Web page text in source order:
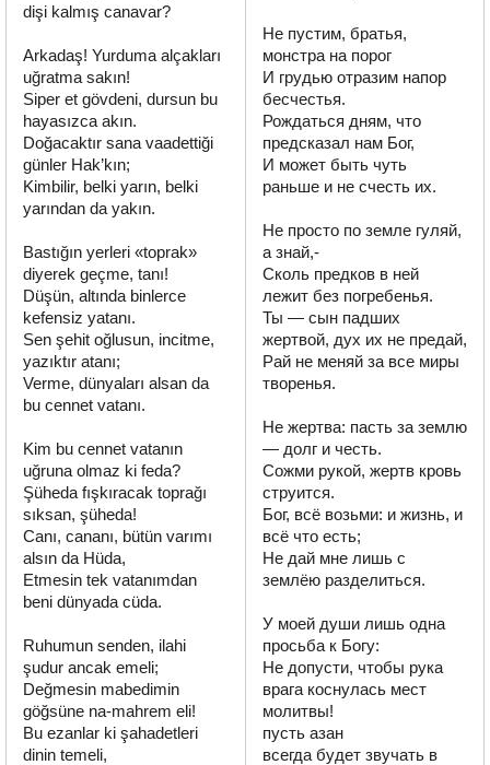
dişi kalmış canavar?
Arkadaş! Yurduma alçakları
uğratma sakın!
Siper et gövdeni, dursun bu
hayasızca akın.
Doğacaktır sana vaadettiği
günler Hak’kın;
Kimbilir, belki yarın, belki
yarından da yakın.
Bastığın yerleri «toprak»
diyerek geçme, tanı!
Düşün, altında binlerce
kefensiz yatanı.
Sen şehit oğlusun, incitme,
yazıktır atanı;
Verme, dünyaları alsan da
bu cennet vatanı.
Kim bu cennet vatanın
uğruna olmaz ki feda?
Şüheda fışkıracak toprağı
sıksan, şüheda!
Canı, cananı, bütün varımı
alsın da Hüda,
Etmesin tek vatanımdan
beni dünyada cüda.
Ruhumun senden, ilahi
şudur ancak emeli;
Değmesin mabedimin
göğsüne na-mahrem eli!
Bu ezanlar ki şahadetleri
dinin temeli,
Не пустим, братья,
монстра на порог
И грудью отразим напор
бесчестья.
Рождаться дням, что
предсказал нам Бог,
И может быть чуть
раньше и не счесть их.
Не просто по земле гуляй,
а знай,-
Сколь предков в ней
лежит без погребенья.
Ты — сын падших
жертвой, дух их не предай,
Рай не меняй за все миры
творенья.
Не жертва: пасть за землю
— долг и честь.
Сожми рукой, жертв кровь
струится.
Бог, всё возьми: и жизнь, и
всё что есть;
Не дай мне лишь с
землёю разделиться.
У моей души лишь одна
просьба к Богу:
Не допусти, чтобы рука
врага коснулась мест
молитвы!
пусть азан
всегда будет звучать в